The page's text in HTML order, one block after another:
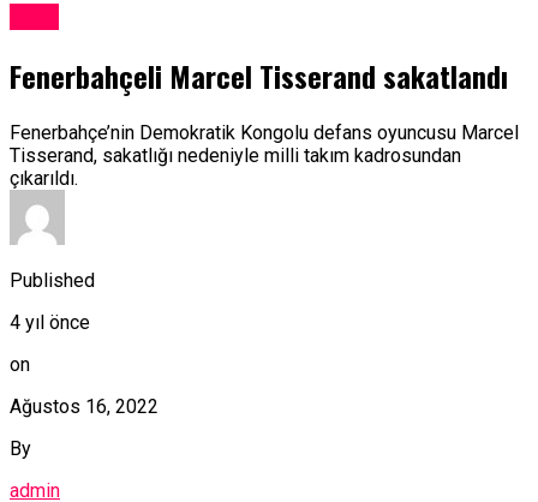
Fenerbahçeli Marcel Tisserand sakatlandı
Fenerbahçe’nin Demokratik Kongolu defans oyuncusu Marcel
Tisserand, sakatlığı nedeniyle milli takım kadrosundan
çıkarıldı.
Published
4 yıl önce
on
Ağustos 16, 2022
By
admin